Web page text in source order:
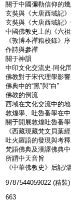
關于中國彌勒信仰的
玄奘與《大唐西域記
玄奘與《大唐西域記》
中國佛教史上的《六
《敦博本禪籍校錄》序
作詩與參禪
關于神韻
中印文化交流史·同化
佛教對于宋代理學影
佛典中的“黑”與“白”
佛教的倒流
西域在文化交流中的
敦煌學、吐魯番學在
關于開展敦煌吐魯番
《西藏現藏梵文貝葉
吐火羅語的發現與考
梵語佛典及漢譯佛典
所謂中天音旨
《中華佛教史》后記/
9787544059022 (精裝)
663